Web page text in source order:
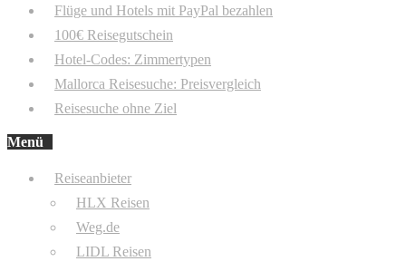
Flüge und Hotels mit PayPal bezahlen
100€ Reisegutschein
Hotel-Codes: Zimmertypen
Mallorca Reisesuche: Preisvergleich
Reisesuche ohne Ziel
Menü
Reiseanbieter
HLX Reisen
Weg.de
LIDL Reisen